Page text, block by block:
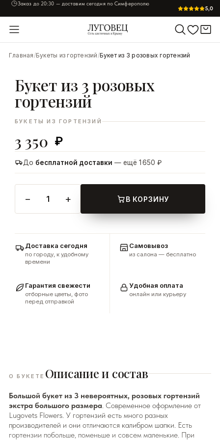
Заказ до 20:30 — доставим сегодня по Симферополю
5,0
Главная/Букеты из гортензий/Букет из 3 розовых гортензий
Букет из 3 розовых
гортензий
БУКЕТЫ ИЗ ГОРТЕНЗИЙ
3 350 ₽
До бесплатной доставки — ещё 1 650 ₽
− 1 + В КОРЗИНУ
Доставка сегодня
по городу, к удобному
времени
Самовывоз
из салона — бесплатно
Гарантия свежести
отборные цветы, фото
перед отправкой
Удобная оплата
онлайн или курьеру
О БУКЕТЕ Описание и состав
Большой букет из 3 невероятных, розовых гортензий
экстра большого размера. Современное оформление от
Lugovets Flowers. У гортензий есть много разных
производителей и они отличаются калибром шапки. Есть
гортензии побольше, поменьше и совсем маленькие. При